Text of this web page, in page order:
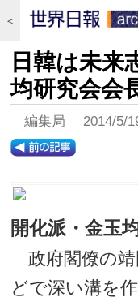
＜
日韓は未
均研究会会
編集局 2014/5/
開化派・金玉
政府閣僚の靖
どで深い溝を